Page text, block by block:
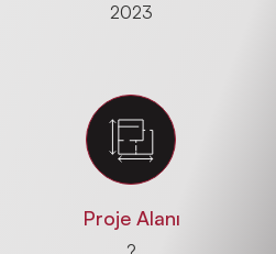
2023
Proje Alanı